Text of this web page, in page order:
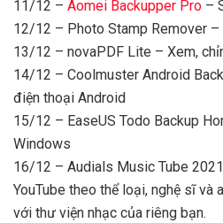
11/12 – Aomei Backupper Pro –
12/12 – Photo Stamp Remover –
13/12 – novaPDF Lite – Xem,
14/12 – Coolmuster Android
điện thoại Android
15/12 – EaseUS Todo Backup
Windows
16/12 – Audials Music Tube
YouTube theo thể loại, nghệ sĩ và
với thư viện nhạc của riêng bạn.